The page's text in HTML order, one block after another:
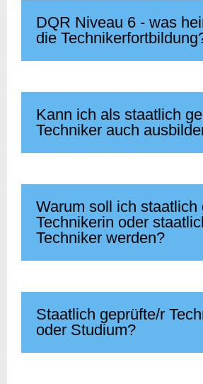
DQR Niveau 6 - was
die
Kann ich als staatlich
Techniker auch
Warum soll ich staatlich
Technikerin oder
Techniker werden?
Staatlich geprüfte/r
oder Studium?